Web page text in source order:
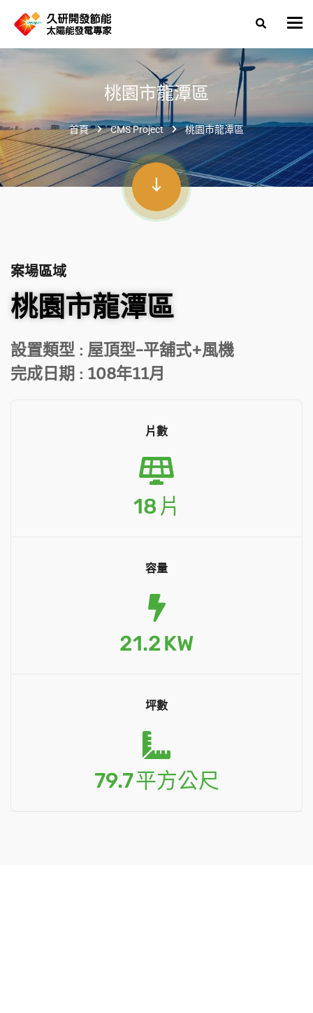
桃園市龍潭區
首頁 CMS Project 桃園市龍潭區
案場區域
桃園市龍潭區
設置類型 : 屋頂型-平舖式+風機
完成日期 : 108年11月
片數
18片
容量
21.2KW
坪數
79.7平方公尺